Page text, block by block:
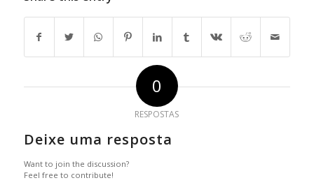
0
RESPOSTAS
Deixe uma resposta
Want to join the discussion?
Feel free to contribute!